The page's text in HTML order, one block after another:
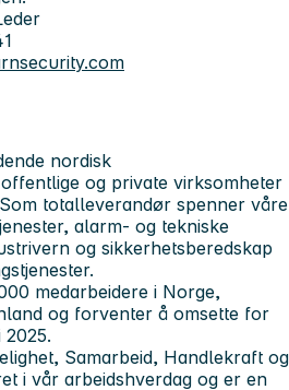
nordisk
og private virksomheter
totalleverandør spenner våre
alarm- og tekniske
og sikkerhetsberedskap
medarbeidere i Norge,
og forventer å omsette for
Samarbeid, Handlekraft og
i vår arbeidshverdag og er en